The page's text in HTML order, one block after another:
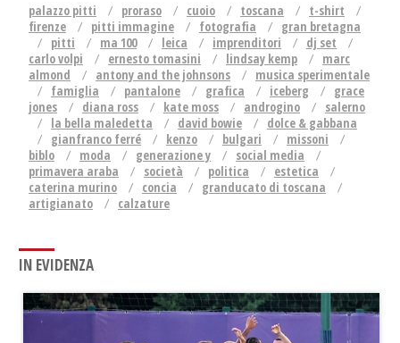
palazzo pitti proraso cuoio toscana
t-shirt
firenze
pitti immagine fotografia
gran bretagna
pitti
ma 100 leica imprenditori
dj set
carlo volpi
ernesto tomasini lindsay kemp
marc
almond
antony and the johnsons
musica sperimentale
famiglia
pantalone grafica iceberg
grace
jones
diana ross kate moss androgino
salerno
la bella maledetta
david bowie
dolce & gabbana
gianfranco ferré
kenzo bulgari
missoni
biblo
moda generazione y
social media
primavera araba
società politica
estetica
caterina murino
concia
granducato di toscana
artigianato
calzature
IN EVIDENZA